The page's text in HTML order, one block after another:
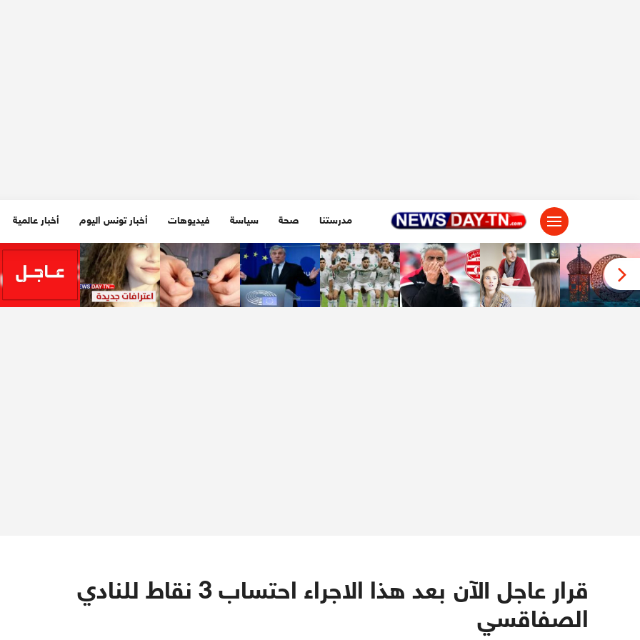
مدرستنا صحة سياسة فيديوهات أخبار تونس اليوم أخبار عالمية
قرار عاجل الآن بعد هذا الاجراء احتساب 3 نقاط للنادي
الصفاقسي